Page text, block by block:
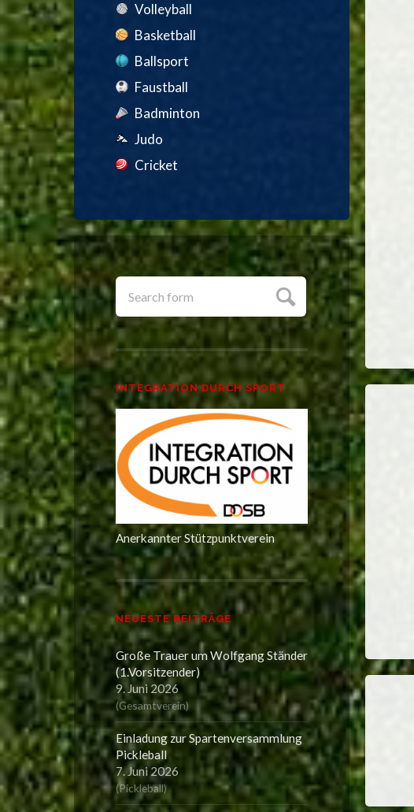
Volleyball
Basketball
Ballsport
Faustball
Badminton
Judo
Cricket
INTEGRATION DURCH SPORT
Anerkannter Stützpunktverein
NEUESTE BEITRÄGE
Große Trauer um Wolfgang Ständer
(1.Vorsitzender)
9. Juni 2026
(Gesamtverein)
Einladung zur Spartenversammlung
Pickleball
7. Juni 2026
(Pickleball)